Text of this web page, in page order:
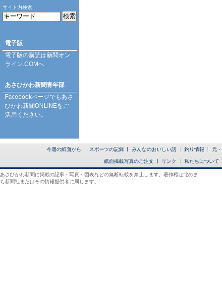
サイト内検索
電子版
電子版の購読は新聞オン
ライン.COMへ
あさひかわ新聞青年部
Facebookページでもあさ
ひかわ新聞ONLINEをご
活用ください。
今週の紙面から スポーツの記録 みんなのおいしい話 釣り情報 元
紙面掲載写真のご注文 リンク 私たちについて
あさひかわ新聞に掲載の記事・写真・図表などの無断転載を禁止します。著作権は北のま
ち新聞社またはその情報提供者に属します。